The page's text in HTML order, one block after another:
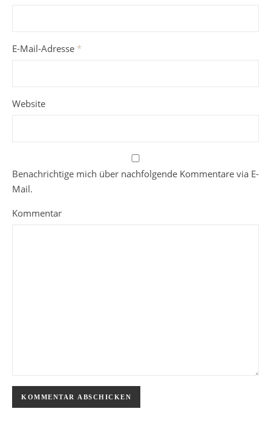
E-Mail-Adresse *
Website
Benachrichtige mich über nachfolgende Kommentare via E-
Mail.
Kommentar